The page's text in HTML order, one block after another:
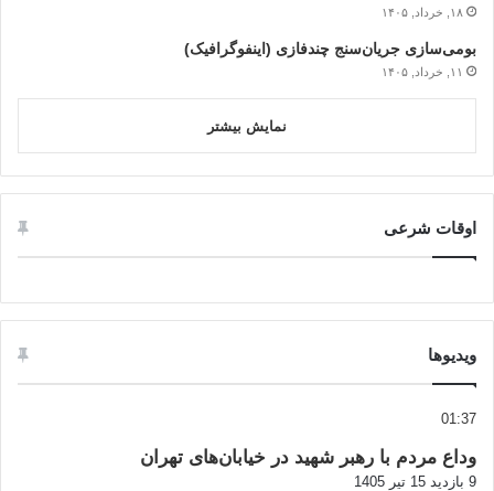
۱۸, خرداد, ۱۴۰۵
بومی‌سازی جریان‌سنج چندفازی (اینفوگرافیک)
۱۱, خرداد, ۱۴۰۵
نمایش بیشتر
اوقات شرعی
ویدیوها
01:37
وداع مردم با رهبر شهید در خیابان‌های تهران
9 بازدید 15 تیر 1405